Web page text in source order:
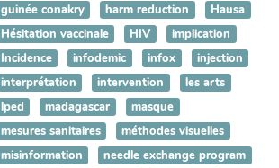
guinée conakry
harm reduction
Hausa
Hésitation vaccinale
HIV
implication
Incidence
infodemic infox
injection
interprétation
intervention
les arts
lped
madagascar
masque
mesures sanitaires
méthodes visuelles
misinformation
needle exchange program